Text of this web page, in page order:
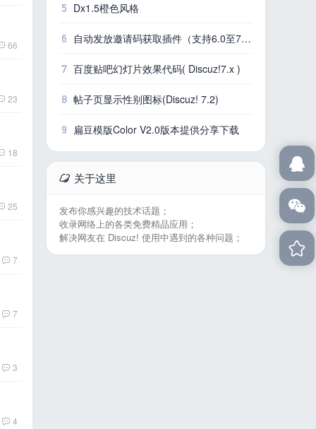
66
23
18
25
7
7
3
4
5 Dx1.5橙色风格
6 自动发放邀请码获取插件（支持6.0至7.2版本系列）
7 百度贴吧幻灯片效果代码( Discuz!7.x )
8 帖子页显示性别图标(Discuz! 7.2)
9 扁豆模版Color V2.0版本提供分享下载
关于这里
发布你感兴趣的技术话题；
收录网络上的各类免费精品应用；
解决网友在 Discuz! 使用中遇到的各种问题；